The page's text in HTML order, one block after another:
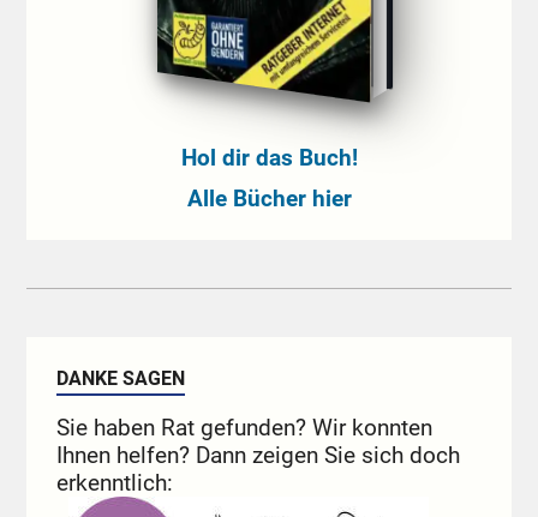
Hol dir das Buch!
Alle Bücher hier
DANKE SAGEN
Sie haben Rat gefunden? Wir konnten
Ihnen helfen? Dann zeigen Sie sich doch
erkenntlich: